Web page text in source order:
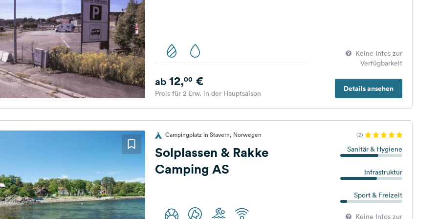
Keine Infos zur
Verfügbarkeit
Details ansehen
ab12,00€
Preis für 2 Erw. in der Hauptsaison
Campingplatz in Stavern, Norwegen (2)
Solplassen & Rakke
Camping AS
Sanitär & Hygiene
Infrastruktur
Sport & Freizeit
Keine Infos zur